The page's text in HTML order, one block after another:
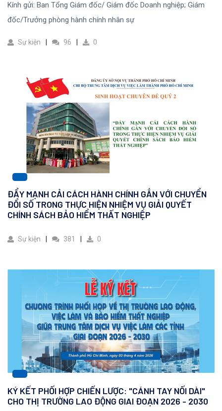
Kính gửi: Ban Tổng Giám đốc/ Giám đốc Doanh nghiệp; Giám
đốc/Trưởng phòng hành chính nhân sự
Sự kiện 96 0
ĐẨY MẠNH CẢI CÁCH HÀNH CHÍNH GẮN VỚI CHUYỂN
ĐỔI SỐ TRONG THỰC HIỆN NHIỆM VỤ GIẢI QUYẾT
CHÍNH SÁCH BẢO HIỂM THẤT NGHIỆP
Sự kiện 381 0
KÝ KẾT PHỐI HỢP CHIẾN LƯỢC: "CÁNH TAY NỐI DÀI"
CHO THỊ TRƯỜNG LAO ĐỘNG GIAI ĐOẠN 2026 - 2030